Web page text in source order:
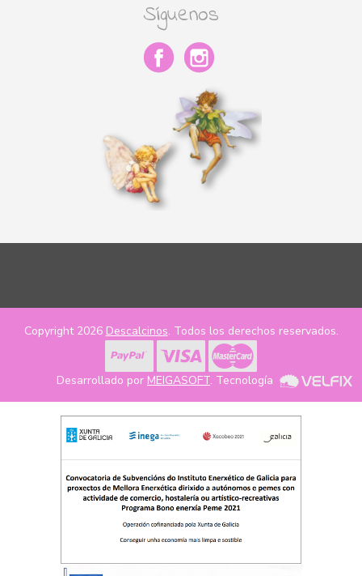
Síguenos
Copyright 2026 Descalcinos. Todos los derechos reservados.
Desarrollado por MEIGASOFT. Tecnología